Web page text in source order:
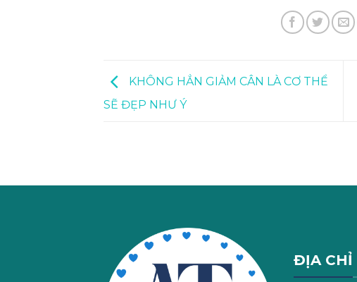
KHÔNG HẲN GIẢM CÂN LÀ CƠ THỂ
SẼ ĐẸP NHƯ Ý
ĐỊA CHỈ